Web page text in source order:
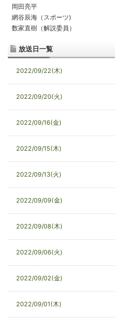
岡田亮平
網谷辰海（スポーツ)
数家直樹（解説委員）
放送日一覧
2022/09/22(木)
2022/09/20(火)
2022/09/16(金)
2022/09/15(木)
2022/09/13(火)
2022/09/09(金)
2022/09/08(木)
2022/09/06(火)
2022/09/02(金)
2022/09/01(木)